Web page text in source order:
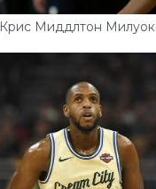
Крис Миддлтон